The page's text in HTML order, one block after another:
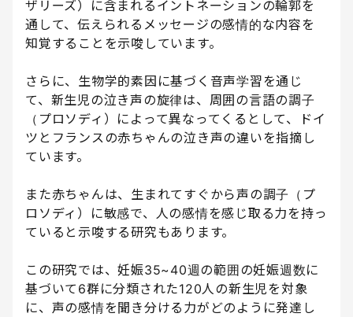
ザリーズ）に含まれるイントネーションの輪郭を
通して、伝えられるメッセージの感情的な内容を
知覚することを示唆しています。
さらに、生物学的素因に基づく音声学習を通じ
て、新生児の泣き声の旋律は、周囲の言語の調子
（プロソディ）によって異なってくるとして、ドイ
ツとフランスの赤ちゃんの泣き声の違いを指摘し
ています。
また赤ちゃんは、生まれてすぐから声の調子（プ
ロソディ）に敏感で、人の感情を感じ取る力を持っ
ていると示唆する研究もあります。
この研究では、妊娠35~40週の範囲の妊娠週数に
基づいて6群に分類された120人の新生児を対象
に、声の感情を聞き分ける力がどのように発達し